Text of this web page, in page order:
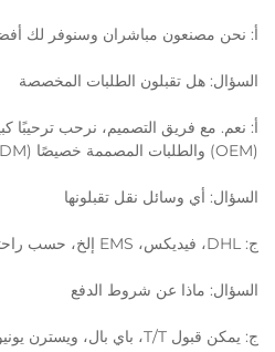
أ: نحن مصنعون مباشران وسنوفر لك
السؤال: هل تقبلون الطلبات المخصصة
أ: نعم. مع فريق التصميم، نرحب ترحيبًا
(OEM) والطلبات المصممة خصيصًا (ODM)
السؤال: أي وسائل نقل تقبلونها
ج: DHL، فيديكس، EMS إلخ، حسب راحتك
السؤال: ماذا عن شروط الدفع
ج: يمكن قبول T/T، باي بال، ويسترن يونيون وارشيفو